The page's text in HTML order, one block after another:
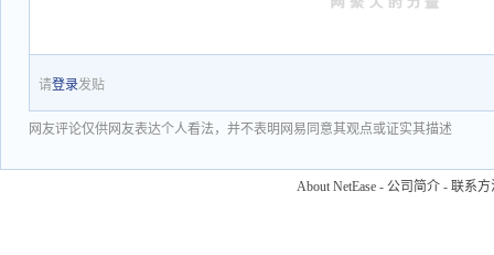
请登录发贴
网友评论仅供网友表达个人看法，并不表明网易同意其观点或证实其描述
About NetEase - 公司简介 - 联系方